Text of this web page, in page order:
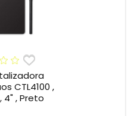
CTL4100 ,
4" , Preto